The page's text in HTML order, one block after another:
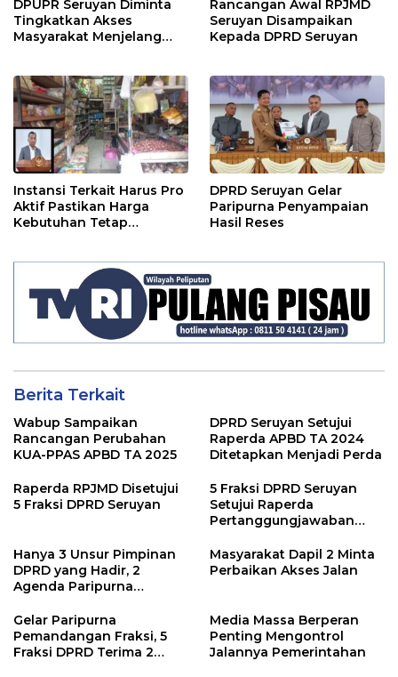
DPUPR Seruyan Diminta
Tingkatkan Akses
Masyarakat Menjelang
Rancangan Awal RPJMD
Seruyan Disampaikan
Kepada DPRD Seruyan
Instansi Terkait Harus Pro
Aktif Pastikan Harga
Kebutuhan Tetap
DPRD Seruyan Gelar
Paripurna Penyampaian
Hasil Reses
Berita Terkait
Wabup Sampaikan
Rancangan Perubahan
KUA-PPAS APBD TA 2025
DPRD Seruyan Setujui
Raperda APBD TA 2024
Ditetapkan Menjadi Perda
Raperda RPJMD Disetujui
5 Fraksi DPRD Seruyan
5 Fraksi DPRD Seruyan
Setujui Raperda
Pertanggungjawaban
2024
Hanya 3 Unsur Pimpinan
DPRD yang Hadir, 2
Agenda Paripurna
Masyarakat Dapil 2 Minta
Perbaikan Akses Jalan
Gelar Paripurna
Pemandangan Fraksi, 5
Fraksi DPRD Terima 2
Media Massa Berperan
Penting Mengontrol
Jalannya Pemerintahan